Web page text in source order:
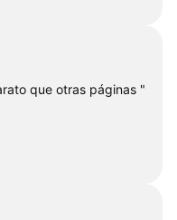
que otras páginas "